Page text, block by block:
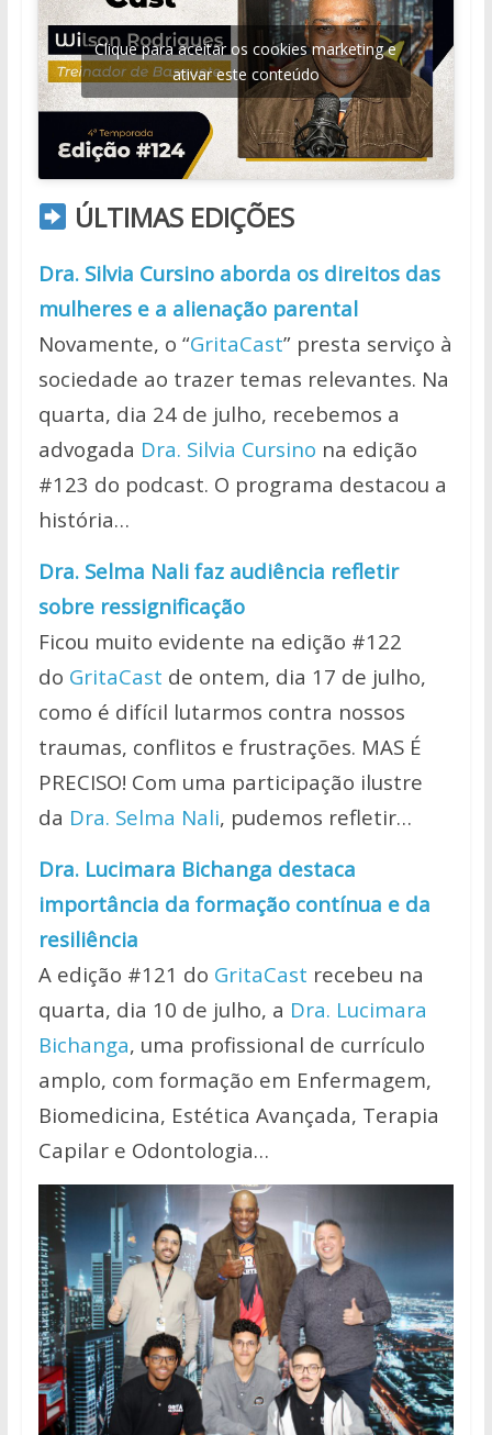
Clique para aceitar os cookies marketing e
ativar este conteúdo
ÚLTIMAS EDIÇÕES
Dra. Silvia Cursino aborda os direitos das
mulheres e a alienação parental
Novamente, o “GritaCast” presta serviço à
sociedade ao trazer temas relevantes. Na
quarta, dia 24 de julho, recebemos a
advogada Dra. Silvia Cursino na edição
#123 do podcast. O programa destacou a
história…
Dra. Selma Nali faz audiência refletir
sobre ressignificação
Ficou muito evidente na edição #122
do GritaCast de ontem, dia 17 de julho,
como é difícil lutarmos contra nossos
traumas, conflitos e frustrações. MAS É
PRECISO! Com uma participação ilustre
da Dra. Selma Nali, pudemos refletir…
Dra. Lucimara Bichanga destaca
importância da formação contínua e da
resiliência
A edição #121 do GritaCast recebeu na
quarta, dia 10 de julho, a Dra. Lucimara
Bichanga, uma profissional de currículo
amplo, com formação em Enfermagem,
Biomedicina, Estética Avançada, Terapia
Capilar e Odontologia…